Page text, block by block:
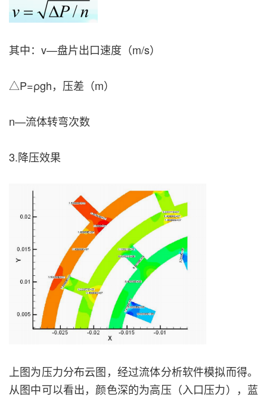
其中：v—盘片出口速度（m/s）
△P=ρgh，压差（m）
n—流体转弯次数
3.降压效果
上图为压力分布云图，经过流体分析软件模拟而得。
从图中可以看出，颜色深的为高压（入口压力），蓝